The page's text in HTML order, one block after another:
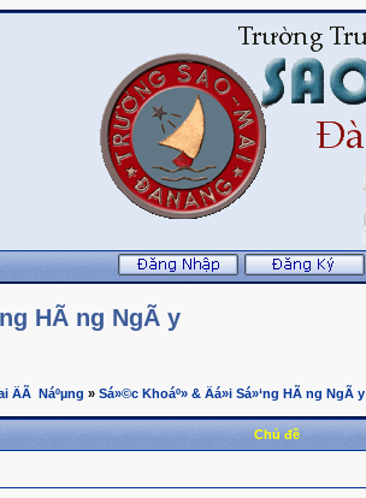
HÃ ng NgÃ y
ÄÃ Náºµng » Sá»©c Khoáº» & Äá»i Sá»‘ng HÃ ng NgÃ y
Chủ đề